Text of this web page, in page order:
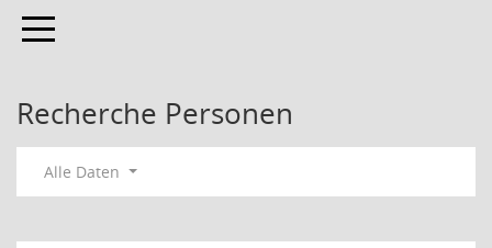
Toggle navigation
Recherche Personen
Alle Daten